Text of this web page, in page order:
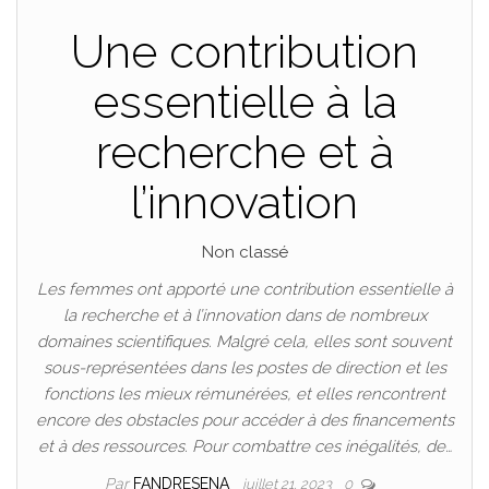
Une contribution
essentielle à la
recherche et à
l’innovation
Non classé
Les femmes ont apporté une contribution essentielle à
la recherche et à l’innovation dans de nombreux
domaines scientifiques. Malgré cela, elles sont souvent
sous-représentées dans les postes de direction et les
fonctions les mieux rémunérées, et elles rencontrent
encore des obstacles pour accéder à des financements
et à des ressources. Pour combattre ces inégalités, de…
Par FANDRESENA juillet 21, 2023 0